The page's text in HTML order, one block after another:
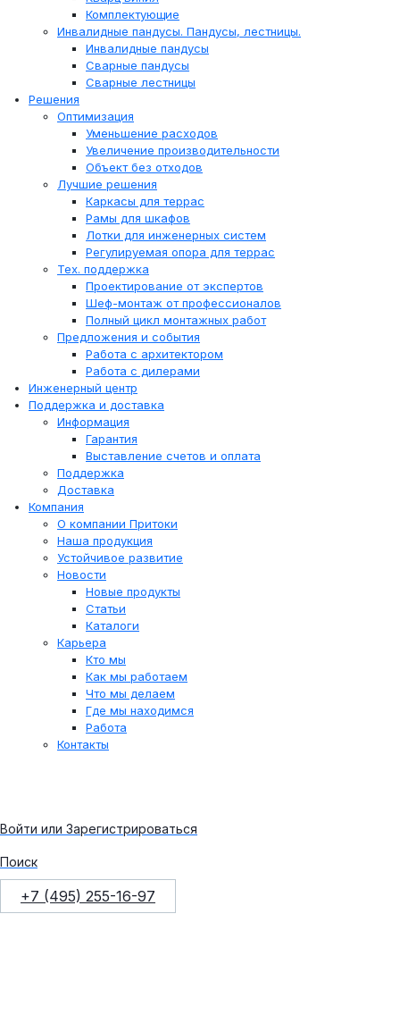
Комплектующие
Инвалидные пандусы. Пандусы, лестницы.
Инвалидные пандусы
Сварные пандусы
Сварные лестницы
Решения
Оптимизация
Уменьшение расходов
Увеличение производительности
Объект без отходов
Лучшие решения
Каркасы для террас
Рамы для шкафов
Лотки для инженерных систем
Регулируемая опора для террас
Тех. поддержка
Проектирование от экспертов
Шеф-монтаж от профессионалов
Полный цикл монтажных работ
Предложения и события
Работа с архитектором
Работа с дилерами
Инженерный центр
Поддержка и доставка
Информация
Гарантия
Выставление счетов и оплата
Поддержка
Доставка
Компания
О компании Притоки
Наша продукция
Устойчивое развитие
Новости
Новые продукты
Статьи
Каталоги
Карьера
Кто мы
Как мы работаем
Что мы делаем
Где мы находимся
Работа
Контакты
Войти или Зарегистрироваться
Поиск
+7 (495) 255-16-97